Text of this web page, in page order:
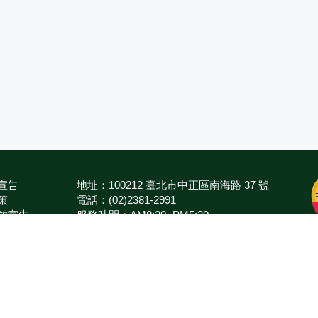
告
宣告
地址：100212 臺北市中正區南海路 37 號
電話：(02)2381-2991
服務時間：AM8:30~PM5:30